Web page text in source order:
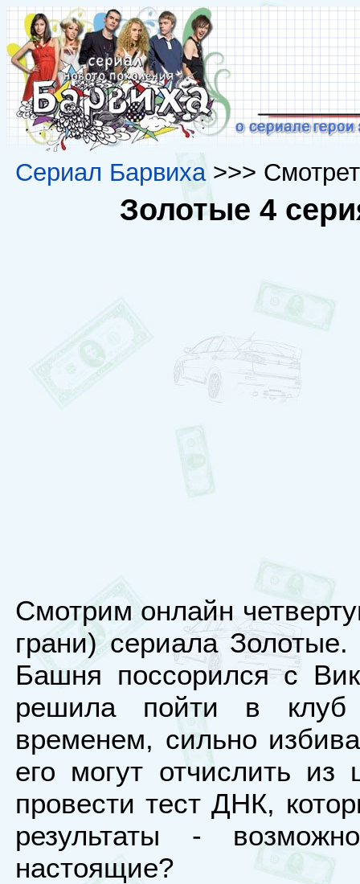
Сериал Барвиха>>>
Золотые 4
Смотрим онлайн
грани) сериала
Башня поссорился с
решила пойти в
временем, сильно
его могут отчислить
провести тест ДНК,
результаты -
настоящие?